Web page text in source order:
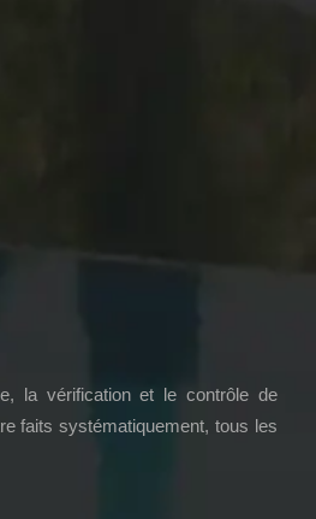
la vérification et le contrôle de
faits systématiquement, tous les